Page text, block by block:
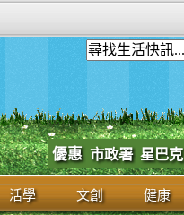
優惠 市政署 星巴克
活學 文創 健康